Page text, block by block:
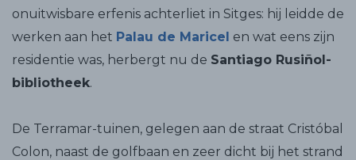
onuitwisbare erfenis achterliet in Sitges: hij leidde de
werken aan het Palau de Maricel en wat eens zijn
residentie was, herbergt nu de Santiago Rusiñol-
bibliotheek.
De Terramar-tuinen, gelegen aan de straat Cristóbal
Colon, naast de golfbaan en zeer dicht bij het strand